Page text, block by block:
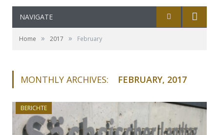
NAVIGATE
Home » 2017 » February
MONTHLY ARCHIVES: FEBRUARY, 2017
BERICHTE